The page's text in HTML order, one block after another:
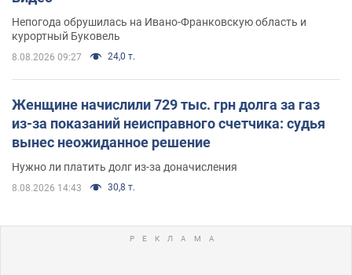
Непогода обрушилась на Ивано-Франковскую область и
курортный Буковель
8.08.2026 09:27 24,0 т.
Женщине начислили 729 тыс. грн долга за газ
из-за показаний неисправного счетчика: судья
вынес неожиданное решение
Нужно ли платить долг из-за доначисления
8.08.2026 14:43 30,8 т.